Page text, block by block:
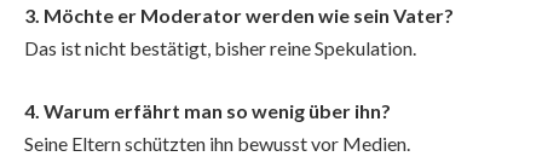
3. Möchte er Moderator werden wie sein Vater?
Das ist nicht bestätigt, bisher reine Spekulation.
4. Warum erfährt man so wenig über ihn?
Seine Eltern schützten ihn bewusst vor Medien.